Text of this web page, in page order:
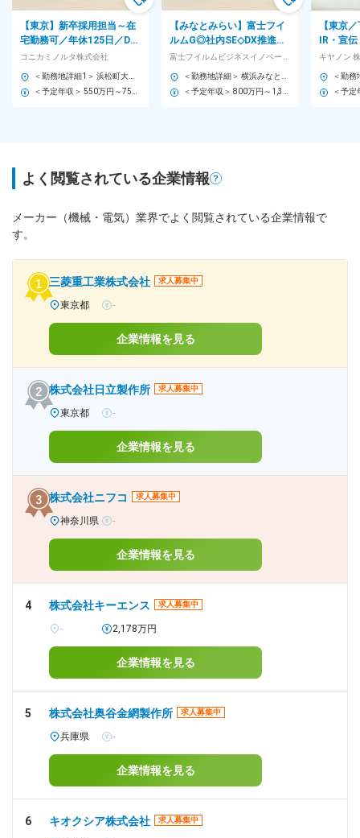
【東京】新卒採用担当～在
宅勤務可／年休125日／DX
銘柄、IT経営注目企業に選
定～ CO705
コニカミノルタ株式会社
【みなとみらい】富士フイ
ルムG◎社内SE◇DX推進・
データ基盤・AI活用を担う
中核ポジション
【東京
IR・宣
イム上
キヤノン
よく閲覧されている企業情報
メーカー（機械・電気）業界でよく閲覧されている企業情報で
す。
三菱重工業株式会社 求人募集中
東京都 -
企業情報を見る
株式会社日立製作所 求人募集中
東京都 -
企業情報を見る
株式会社ニフコ 求人募集中
神奈川県 -
企業情報を見る
4 株式会社キーエンス 求人募集中
- 2,178万円
企業情報を見る
5 株式会社奥谷金網製作所 求人募集中
兵庫県 -
企業情報を見る
6 キオクシア株式会社 求人募集中